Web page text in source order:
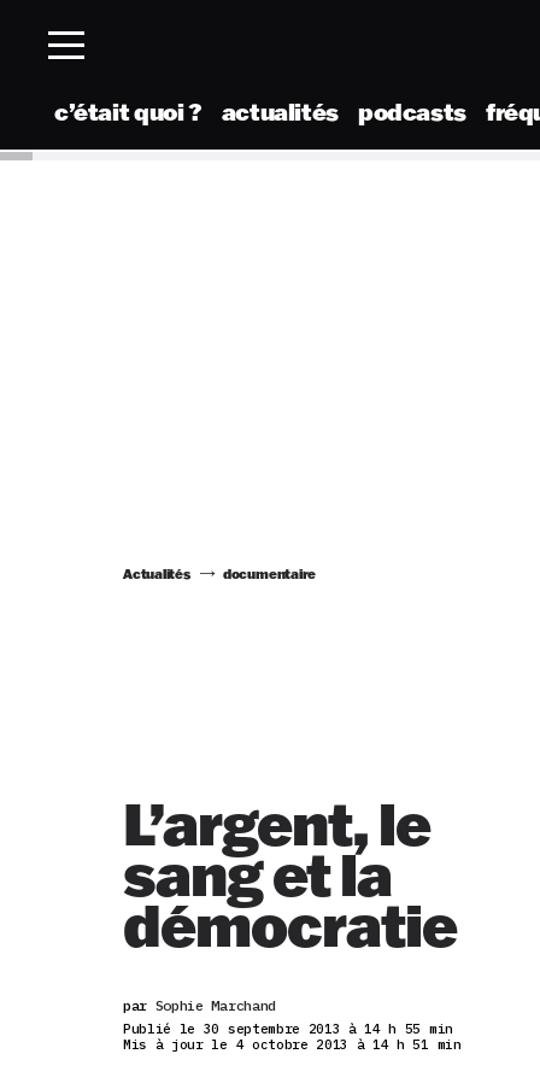
c’était quoi ? actualités podcasts
Actualités documentaire
L’argent, le
sang et la
démocratie
par Sophie Marchand
Publié le 30 septembre 2013 à 14 h 55 min
Mis à jour le 4 octobre 2013 à 14 h 51 min